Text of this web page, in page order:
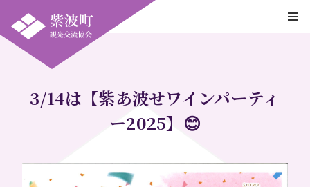
3/14は【紫あ波せワインパーティ
ー2025】😊